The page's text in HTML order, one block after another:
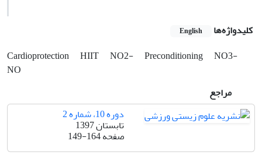
کلیدواژه‌ها English
Cardioprotection HIIT NO2- Preconditioning
NO3-
NO
مراجع
دوره 10، شماره 2
تابستان 1397
صفحه149-164